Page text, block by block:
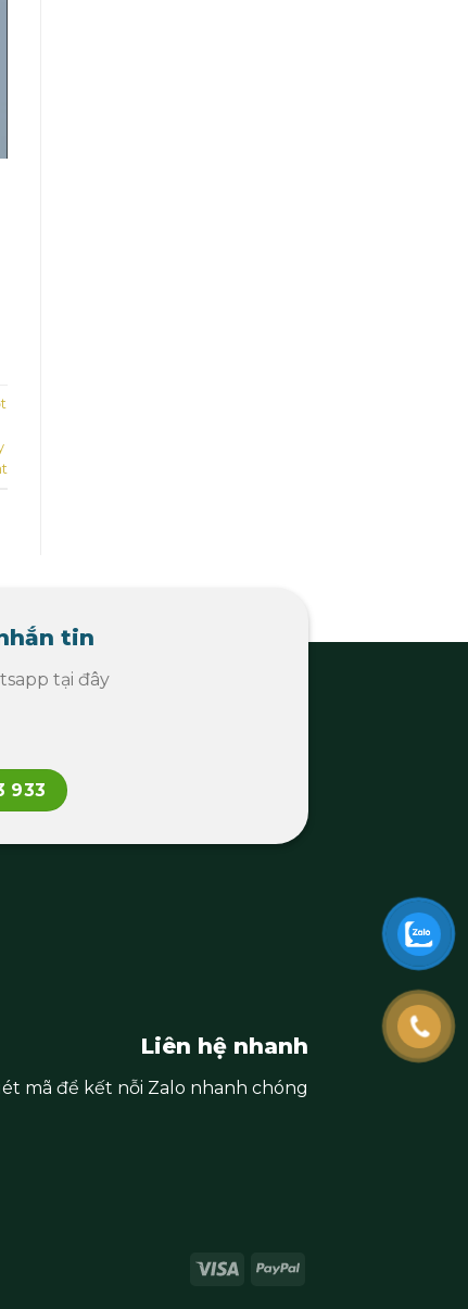
tin
tại đây
933
Liên hệ nhanh
mã để kết nỗi Zalo nhanh chóng